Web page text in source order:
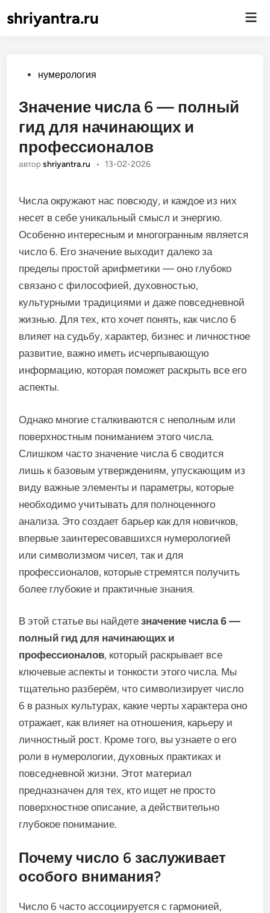
shriyantra.ru
Опубликовано
нумерология
Значение числа 6 — полный
гид для начинающих и
профессионалов
авторshriyantra.ru • 13-02-2026
Числа окружают нас повсюду, и каждое из них
несет в себе уникальный смысл и энергию.
Особенно интересным и многогранным является
число 6. Его значение выходит далеко за
пределы простой арифметики — оно глубоко
связано с философией, духовностью,
культурными традициями и даже повседневной
жизнью. Для тех, кто хочет понять, как число 6
влияет на судьбу, характер, бизнес и личностное
развитие, важно иметь исчерпывающую
информацию, которая поможет раскрыть все его
аспекты.
Однако многие сталкиваются с неполным или
поверхностным пониманием этого числа.
Слишком часто значение числа 6 сводится
лишь к базовым утверждениям, упускающим из
виду важные элементы и параметры, которые
необходимо учитывать для полноценного
анализа. Это создает барьер как для новичков,
впервые заинтересовавшихся нумерологией
или символизмом чисел, так и для
профессионалов, которые стремятся получить
более глубокие и практичные знания.
В этой статье вы найдетезначение числа 6 —
полный гид для начинающих и
профессионалов, который раскрывает все
ключевые аспекты и тонкости этого числа. Мы
тщательно разберём, что символизирует число
6 в разных культурах, какие черты характера оно
отражает, как влияет на отношения, карьеру и
личностный рост. Кроме того, вы узнаете о его
роли в нумерологии, духовных практиках и
повседневной жизни. Этот материал
предназначен для тех, кто ищет не просто
поверхностное описание, а действительно
глубокое понимание.
Почему число 6 заслуживает
особого внимания?
Число 6 часто ассоциируется с гармонией,